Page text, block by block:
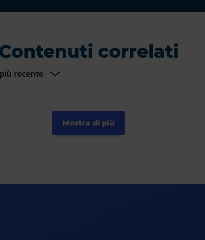
correlati
Mostra di più